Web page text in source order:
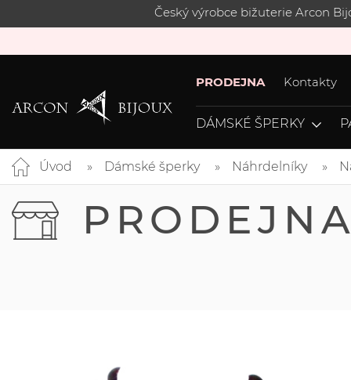
Český výrobce bižuterie Arcon
PRODEJNA Kontakty
DÁMSKÉ ŠPERKY
Úvod Dámské šperky Náhrdelníky